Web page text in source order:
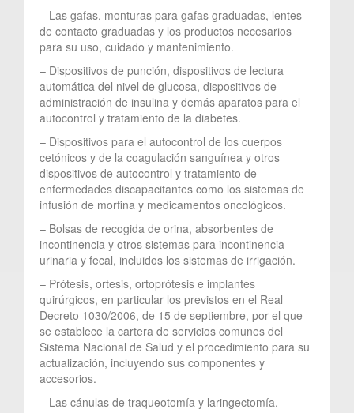
– Las gafas, monturas para gafas graduadas, lentes
de contacto graduadas y los productos necesarios
para su uso, cuidado y mantenimiento.
– Dispositivos de punción, dispositivos de lectura
automática del nivel de glucosa, dispositivos de
administración de insulina y demás aparatos para el
autocontrol y tratamiento de la diabetes.
– Dispositivos para el autocontrol de los cuerpos
cetónicos y de la coagulación sanguínea y otros
dispositivos de autocontrol y tratamiento de
enfermedades discapacitantes como los sistemas de
infusión de morfina y medicamentos oncológicos.
– Bolsas de recogida de orina, absorbentes de
incontinencia y otros sistemas para incontinencia
urinaria y fecal, incluidos los sistemas de irrigación.
– Prótesis, ortesis, ortoprótesis e implantes
quirúrgicos, en particular los previstos en el Real
Decreto 1030/2006, de 15 de septiembre, por el que
se establece la cartera de servicios comunes del
Sistema Nacional de Salud y el procedimiento para su
actualización, incluyendo sus componentes y
accesorios.
– Las cánulas de traqueotomía y laringectomía.